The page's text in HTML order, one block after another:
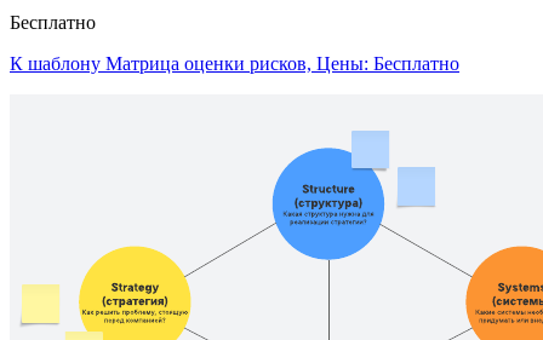
Бесплатно
К шаблону Матрица оценки рисков, Цены: Бесплатно